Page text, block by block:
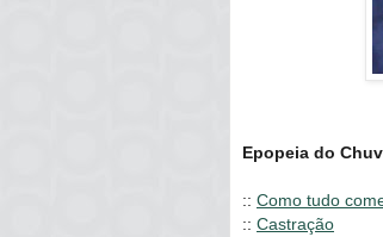
Epopeia do
:: Como tudo
:: Castração